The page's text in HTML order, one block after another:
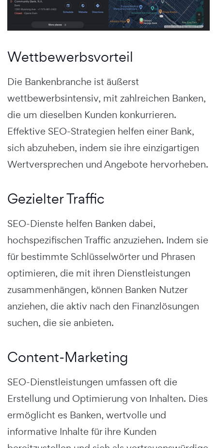
Wettbewerbsvorteil
Die Bankenbranche ist äußerst
wettbewerbsintensiv, mit zahlreichen Banken,
die um dieselben Kunden konkurrieren.
Effektive SEO-Strategien helfen einer Bank,
sich abzuheben, indem sie ihre einzigartigen
Wertversprechen und Angebote hervorheben.
Gezielter Traffic
SEO-Dienste helfen Banken dabei,
hochspezifischen Traffic anzuziehen. Indem sie
für bestimmte Schlüsselwörter und Phrasen
optimieren, die mit ihren Dienstleistungen
zusammenhängen, können Banken Nutzer
anziehen, die aktiv nach den Finanzlösungen
suchen, die sie anbieten.
Content-Marketing
SEO-Dienstleistungen umfassen oft die
Erstellung und Optimierung von Inhalten. Dies
ermöglicht es Banken, wertvolle und
informative Inhalte für ihre Kunden